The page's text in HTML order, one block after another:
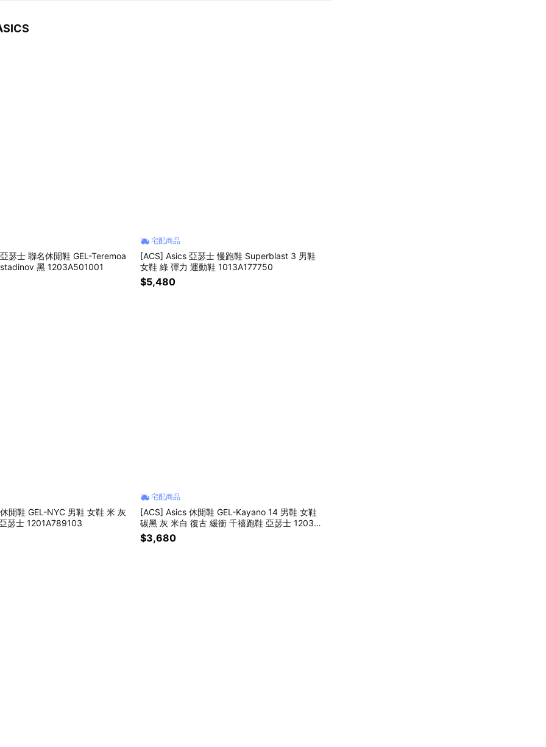
瑟士 聯名休閒鞋 GEL-Teremoa
黑 1203A501001
宅配商品
[ACS] Asics 亞瑟士 慢跑鞋 Superblast 3 男鞋
女鞋 綠 彈力 運動鞋 1013A177750
$5,480
閒鞋 GEL-NYC 男鞋 女鞋 米 灰
瑟士 1201A789103
宅配商品
[ACS] Asics 休閒鞋 GEL-Kayano 14 男鞋 女鞋
碳黑 灰 米白 復古 緩衝 千禧跑鞋 亞瑟士 1203A
540020
$3,680